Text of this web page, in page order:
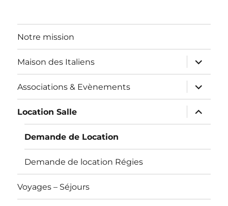
Notre mission
Maison des Italiens
ouvrir
le
sous-
menu
Associations & Evènements
ouvrir
le
sous-
menu
Location Salle
ouvrir
le
sous-
Demande de Location
Demande de location Régies
Voyages – Séjours